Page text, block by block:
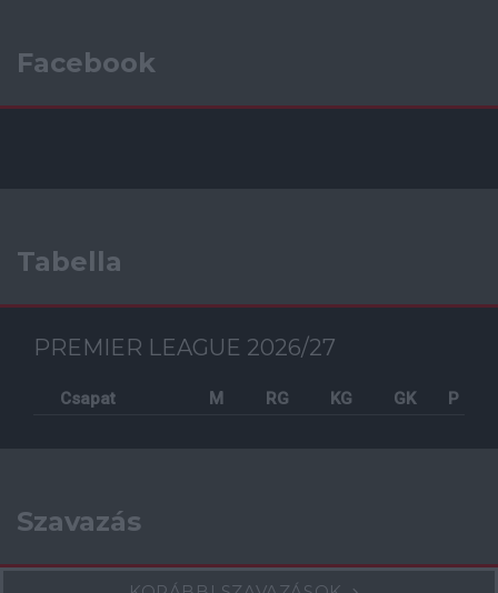
Facebook
Tabella
PREMIER LEAGUE 2026/27
Csapat M RG KG GK P
Szavazás